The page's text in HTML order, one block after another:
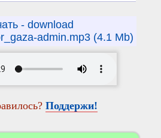
- download
admin.mp3 (4.1 Mb)
Поддержи!